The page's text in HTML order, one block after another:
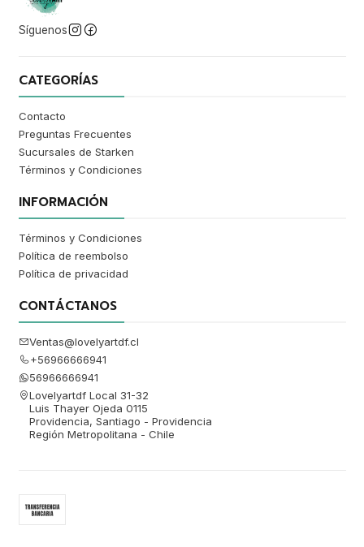
Síguenos
CATEGORÍAS
Contacto
Preguntas Frecuentes
Sucursales de Starken
Términos y Condiciones
INFORMACIÓN
Términos y Condiciones
Política de reembolso
Política de privacidad
CONTÁCTANOS
Ventas@lovelyartdf.cl
+56966666941
56966666941
Lovelyartdf Local 31-32
Luis Thayer Ojeda 0115
Providencia, Santiago - Providencia
Región Metropolitana - Chile